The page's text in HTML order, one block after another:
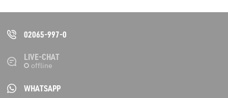
02065-997-0
LIVE-CHAT
WHATSAPP